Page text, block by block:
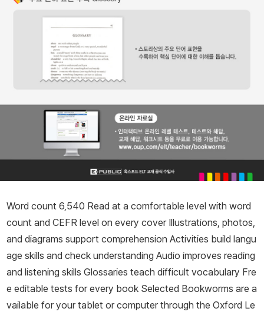
Word count 6,540 Read at a comfortable level with word
count and CEFR level on every cover Illustrations, photos,
and diagrams support comprehension Activities build langu
age skills and check understanding Audio improves reading
and listening skills Glossaries teach difficult vocabulary Fre
e editable tests for every book Selected Bookworms are a
vailable for your tablet or computer through the Oxford Le